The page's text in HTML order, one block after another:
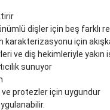
dişler için beş farklı
karakterizasyonu için
ve diş hekimleriyle
sunuyor
protezler için uygundur